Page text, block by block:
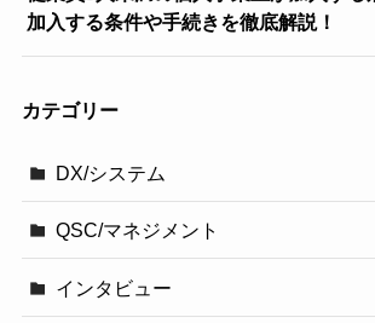
加入する条件や手続きを徹底解説！
カテゴリー
DX/システム
QSC/マネジメント
インタビュー